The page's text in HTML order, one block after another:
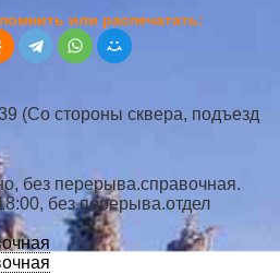
или распечатать:
(Со стороны сквера, подъезд
без перерыва.справочная.
без перерыва.отдел